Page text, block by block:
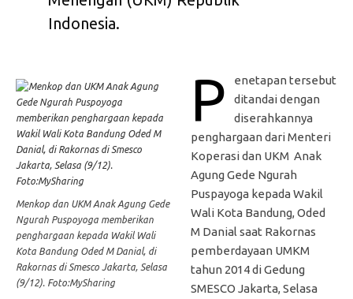
Indonesia.
Menkop dan UKM Anak Agung Gede
Ngurah Puspoyoga memberikan
penghargaan kepada Wakil Wali
Kota Bandung Oded M Danial, di
Rakornas di Smesco Jakarta, Selasa
(9/12). Foto:MySharing
P
enetapan tersebut
ditandai dengan
diserahkannya
penghargaan dari Menteri
Koperasi dan UKM Anak
Agung Gede Ngurah
Puspayoga kepada Wakil
Wali Kota Bandung, Oded
M Danial saat Rakornas
pemberdayaan UMKM
tahun 2014 di Gedung
SMESCO Jakarta, Selasa